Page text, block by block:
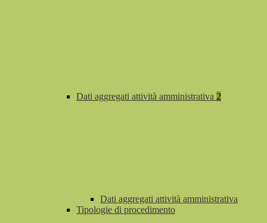
Dati aggregati attività amministrativa 2
Dati aggregati attività amministrativa
Tipologie di procedimento